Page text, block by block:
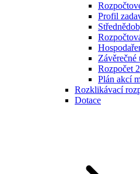
Profil
Závěrečné
Rozpočet
Plán akcí
Rozklikávací
Dotace